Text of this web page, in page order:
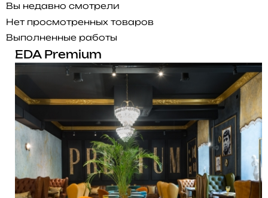
Вы недавно смотрели
Нет просмотренных товаров
Выполненные работы
EDA Premium